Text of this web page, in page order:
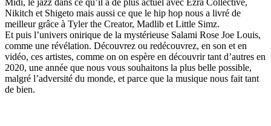
Nikitch et Shigeto mais aussi ce que le hip hop nous a livré de
meilleur grâce à Tyler the Creator, Madlib et Little Simz.
Et puis l’univers onirique de la mystérieuse Salami Rose Joe Louis,
comme une révélation. Découvrez ou redécouvrez, en son et en
vidéo, ces artistes, comme on on espère en découvrir tant d’autres en
2020, une année que nous vous souhaitons la plus belle possible,
malgré l’adversité du monde, et parce que la musique nous fait tant
de bien.